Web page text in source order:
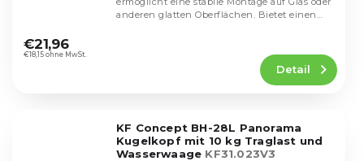
durchschnittliche
Produktbewertung
€18,15 ohne MwSt.
€21,96
Detail
anderen glatten Oberflächen. Bietet einen
KF Concept BH-28L Panorama
Kugelkopf mit 10 kg Traglast und
Wasserwaage KF31.023V3